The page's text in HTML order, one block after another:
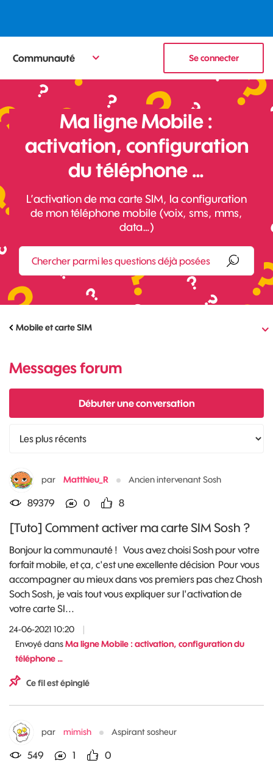
Communauté Se connecter
Ma ligne Mobile :
activation, configuration
du téléphone …
L’activation de ma carte SIM, la configuration
de mon téléphone mobile (voix, sms, mms,
data…)
Mobile et carte SIM
Messages forum
Débuter une conversation
[Tuto] Comment activer ma carte SIM Sosh ?
Bonjour la communauté ! Vous avez choisi Sosh pour votre
forfait mobile, et ça, c'est une excellente décision Pour vous
accompagner au mieux dans vos premiers pas chez Chosh
Soch Sosh, je vais tout vous expliquer sur l'activation de
votre carte SI...
24-06-2021 10:20
|
Envoyé dansMa ligne Mobile : activation, configuration du
téléphone …
Ce fil est épinglé
par Matthieu_R Ancien intervenant Sosh
89379 0 8
par mimish Aspirant sosheur
549 1 0